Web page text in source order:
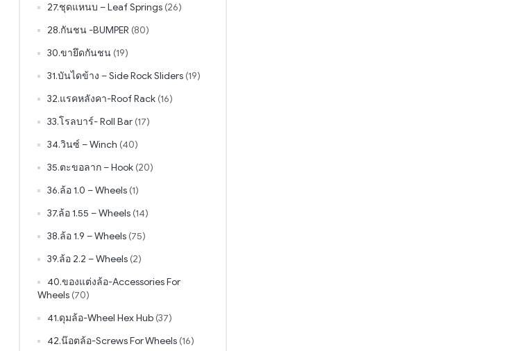
27.ชุดแหนบ – Leaf Springs (26)
28.กันชน -BUMPER (80)
30.ขายึดกันชน (19)
31.บันไดข้าง – Side Rock Sliders (19)
32.แรคหลังคา-Roof Rack (16)
33.โรลบาร์- Roll Bar (17)
34.วินซ์ – Winch (40)
35.ตะขอลาก – Hook (20)
36.ล้อ 1.0 – Wheels (1)
37.ล้อ 1.55 – Wheels (14)
38.ล้อ 1.9 – Wheels (75)
39.ล้อ 2.2 – Wheels (2)
40.ของแต่งล้อ-Accessories For
Wheels (70)
41.ดุมล้อ-Wheel Hex Hub (37)
42.น๊อตล้อ-Screws For Wheels (16)